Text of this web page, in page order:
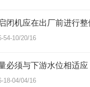
54-10/20/16
18-04/04/16